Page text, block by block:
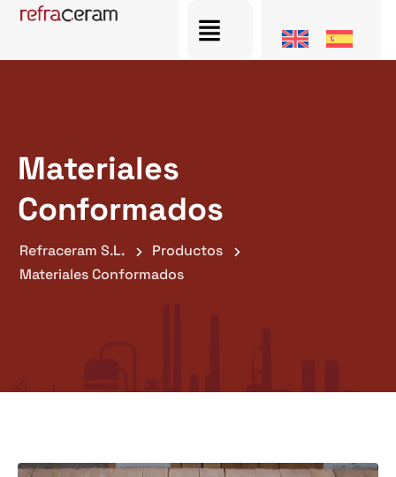
Materiales
Conformados
Refraceram S.L.
Productos
Materiales Conformados